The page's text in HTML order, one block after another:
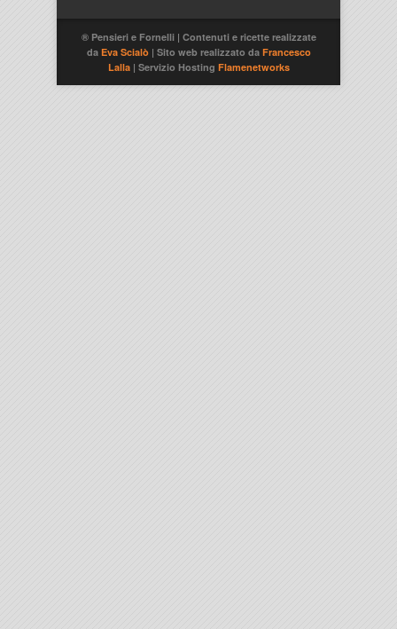
® Pensieri e Fornelli | Contenuti e ricette realizzate
da Eva Scialò | Sito web realizzato da Francesco
Lalla | Servizio Hosting Flamenetworks